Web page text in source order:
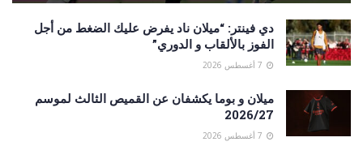
دي فينتر: “ميلان ناد يفرض عليك الضغط من أجل
الفوز بالألقاب و الدوري”
ميلان و بوما يكشفان عن القميص الثالث لموسم
2026/27